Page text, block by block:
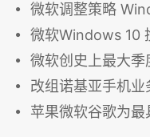
微软调整策略
微软Windows 10
微软创史上最大季
改组诺基亚手机业务
苹果微软谷歌为最